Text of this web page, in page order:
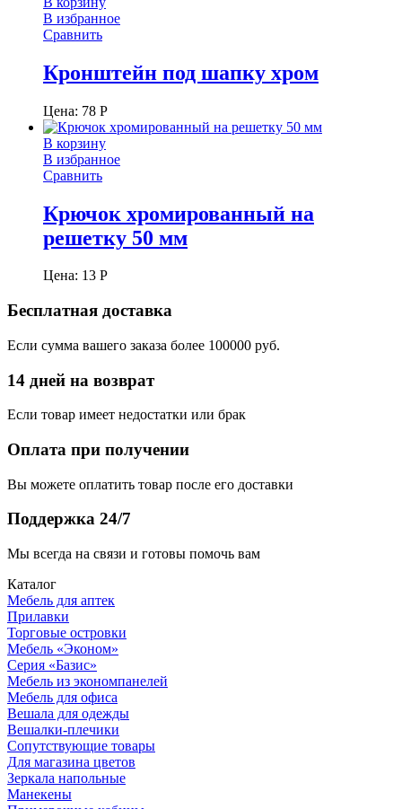
В избранное
Сравнить
Кронштейн под шапку хром
Цена: 78 Р
В корзину
В избранное
Сравнить
Крючок хромированный на
решетку 50 мм
Цена: 13 Р
Бесплатная доставка
Если сумма вашего заказа более 100000 руб.
14 дней на возврат
Если товар имеет недостатки или брак
Оплата при получении
Вы можете оплатить товар после его доставки
Поддержка 24/7
Мы всегда на связи и готовы помочь вам
Каталог
Мебель для аптек
Прилавки
Торговые островки
Мебель «Эконом»
Серия «Базис»
Мебель из экономпанелей
Мебель для офиса
Вешала для одежды
Вешалки-плечики
Сопутствующие товары
Для магазина цветов
Зеркала напольные
Манекены